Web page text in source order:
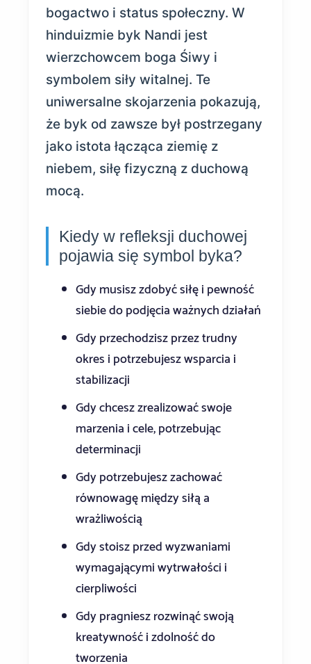
bogactwo i status społeczny. W
hinduizmie byk Nandi jest
wierzchowcem boga Śiwy i
symbolem siły witalnej. Te
uniwersalne skojarzenia pokazują,
że byk od zawsze był postrzegany
jako istota łącząca ziemię z
niebem, siłę fizyczną z duchową
mocą.
Kiedy w refleksji duchowej
pojawia się symbol byka?
Gdy musisz zdobyć siłę i pewność
siebie do podjęcia ważnych działań
Gdy przechodzisz przez trudny
okres i potrzebujesz wsparcia i
stabilizacji
Gdy chcesz zrealizować swoje
marzenia i cele, potrzebując
determinacji
Gdy potrzebujesz zachować
równowagę między siłą a
wrażliwością
Gdy stoisz przed wyzwaniami
wymagającymi wytrwałości i
cierpliwości
Gdy pragniesz rozwinąć swoją
kreatywność i zdolność do
tworzenia